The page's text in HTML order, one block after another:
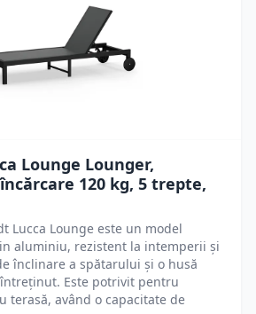
Lounge Lounger,
120 kg, 5 trepte,
Lucca Lounge este un model
aluminiu, rezistent la intemperii și
înclinare a spătarului și o husă
Este potrivit pentru
terasă, având o capacitate de